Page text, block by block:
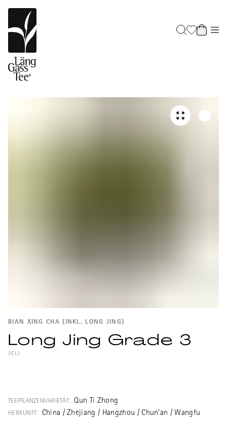
BIAN XING CHA (INKL. LONG JING)
Long Jing Grade 3
3CL3
Verhältnis zum Preis sehr guter Tee.
TEEPFLANZENVARIETÄT: Qun Ti Zhong
HERKUNFT: China / Zhejiang / Hangzhou / Chun'an / Wangfu